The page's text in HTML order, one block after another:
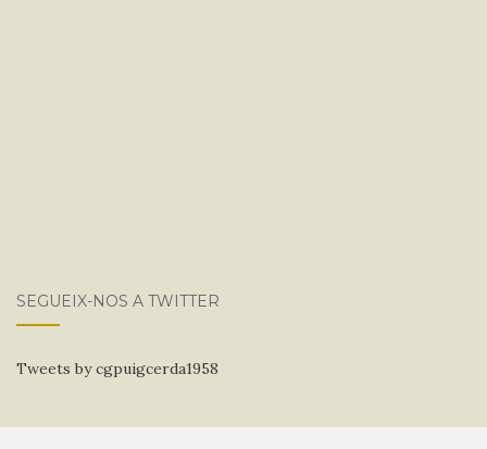
SEGUEIX-NOS A TWITTER
Tweets by cgpuigcerda1958